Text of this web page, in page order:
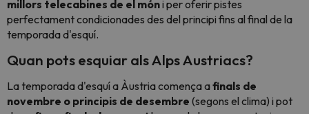
millors telecabines de el móni per oferir pistes
perfectament condicionades des del principi fins al final de la
temporada d'esquí.
Quan pots esquiar als Alps Austriacs?
La temporada d'esquí a Àustria comença afinals de
novembre o principis de desembre (segons el clima) i pot